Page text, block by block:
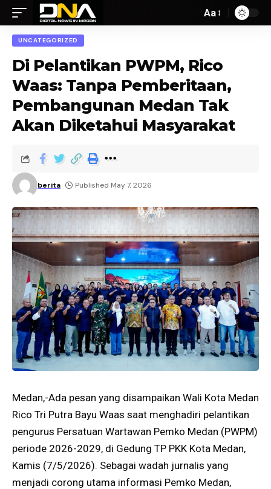
Aa
UNCATEGORIZED
Di Pelantikan PWPM, Rico
Waas: Tanpa Pemberitaan,
Pembangunan Medan Tak
Akan Diketahui Masyarakat
berita Published May 7, 2026
Medan,-Ada pesan yang disampaikan Wali Kota Medan
Rico Tri Putra Bayu Waas saat menghadiri pelantikan
pengurus Persatuan Wartawan Pemko Medan (PWPM)
periode 2026-2029, di Gedung TP PKK Kota Medan,
Kamis (7/5/2026). Sebagai wadah jurnalis yang
menjadi corong utama informasi Pemko Medan,